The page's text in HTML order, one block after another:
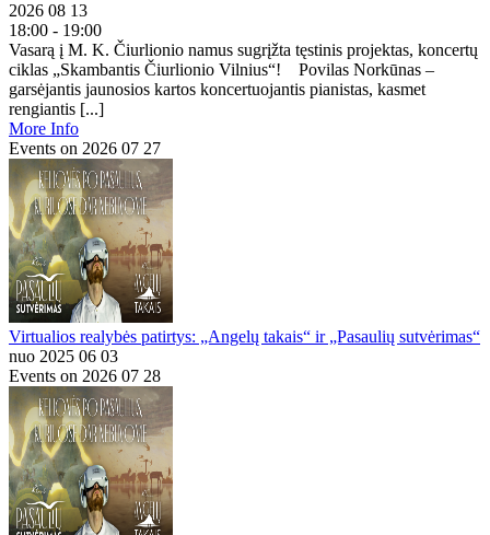
2026 08 13
18:00 - 19:00
Vasarą į M. K. Čiurlionio namus sugrįžta tęstinis projektas, koncertų
ciklas „Skambantis Čiurlionio Vilnius“! Povilas Norkūnas –
garsėjantis jaunosios kartos koncertuojantis pianistas, kasmet
rengiantis [...]
More Info
Events on 2026 07 27
Virtualios realybės patirtys: „Angelų takais“ ir „Pasaulių sutvėrimas“
nuo 2025 06 03
Events on 2026 07 28